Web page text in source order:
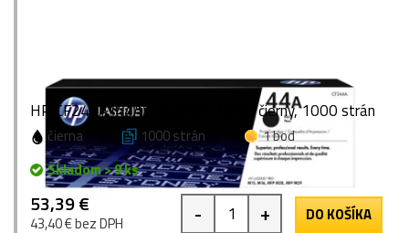
HP CF244A (44A), originálny toner, čierny, 1000 strán
čierna 1000 strán
1 bod
Skladom > 9 ks
53,39 €
43,40 € bez DPH - + DO KOŠÍKA